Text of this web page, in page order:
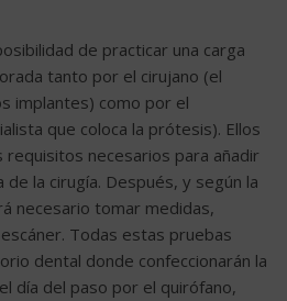
de practicar una carga
tanto por el cirujano (el
implantes) como por el
que coloca la prótesis). Ellos
requisitos necesarios para añadir
la cirugía. Después, y según la
necesario tomar medidas,
Todas estas pruebas
dental donde confeccionarán la
día del paso por el quirófano,